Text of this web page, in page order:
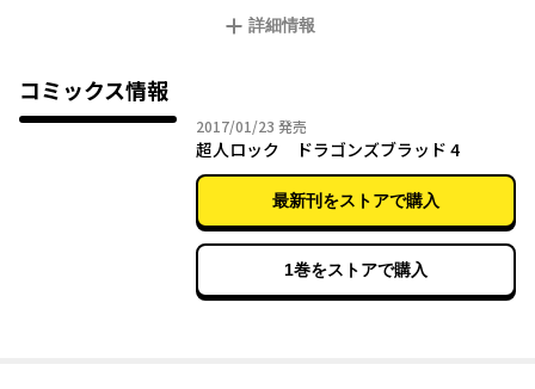
詳細情報
コミックス情報
2017/01/23 2017年01月23日
発売
超人ロック ドラゴンズブラッド 4
最新刊をストアで購入
1巻をストアで購入